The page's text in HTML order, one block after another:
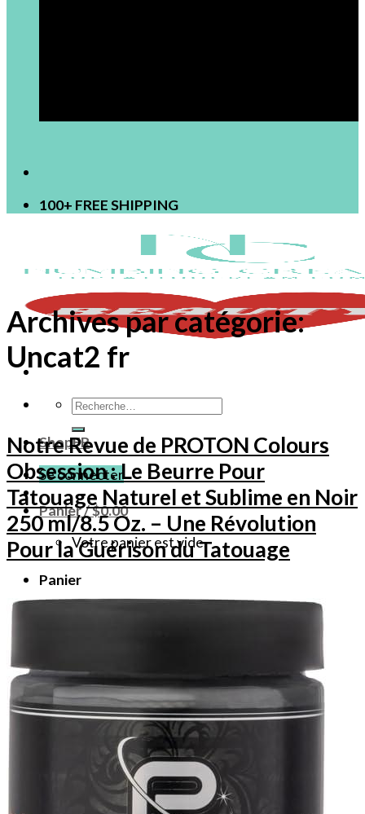
100+ FREE SHIPPING
Recherche
ShopFR
Se connecter
Panier /$0.00
Votre panier est vide.
Panier
Archives par catégorie:
Uncat2 fr
Notre Revue de PROTON Colours
Obsession : Le Beurre Pour
Tatouage Naturel et Sublime en Noir
250 ml/8.5 Oz. – Une Révolution
Pour la Guérison du Tatouage